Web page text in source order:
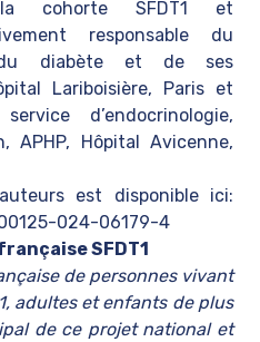
cohorte SFDT1 et
responsable du
du diabète et de ses
Lariboisière, Paris et
d’endocrinologie,
APHP, Hôpital Avicenne,
est disponible ici:
024-06179-4
SFDT1
de personnes vivant
adultes et enfants de plus
de ce projet national et